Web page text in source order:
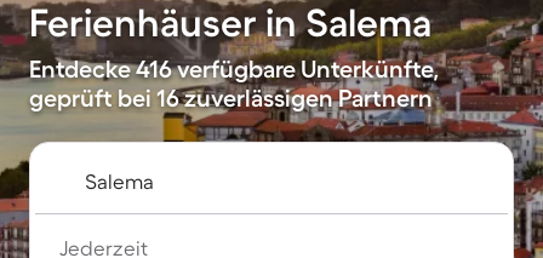
Ferienhäuser in Salema
Entdecke 416 verfügbare Unterkünfte,
geprüft bei 16 zuverlässigen Partnern
Jederzeit